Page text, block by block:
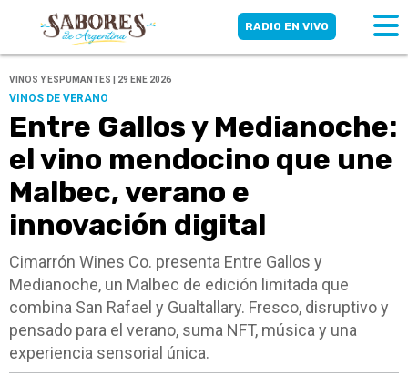
RADIO EN VIVO
VINOS Y ESPUMANTES | 29 ENE 2026
VINOS DE VERANO
Entre Gallos y Medianoche:
el vino mendocino que une
Malbec, verano e
innovación digital
Cimarrón Wines Co. presenta Entre Gallos y
Medianoche, un Malbec de edición limitada que
combina San Rafael y Gualtallary. Fresco, disruptivo y
pensado para el verano, suma NFT, música y una
experiencia sensorial única.